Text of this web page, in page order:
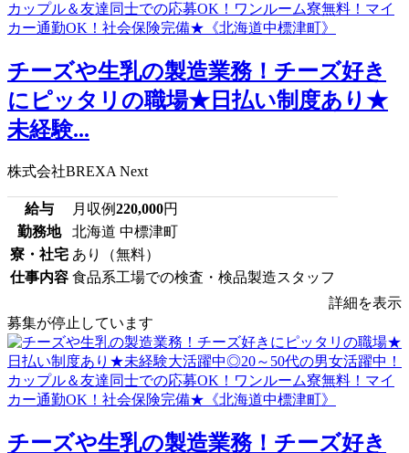
チーズや生乳の製造業務！チーズ好き
にピッタリの職場★日払い制度あり★
未経験...
株式会社BREXA Next
給与 月収例220,000円
勤務地
北海道 中標津町
寮・社宅 あり（無料）
仕事内容 食品系工場での検査・検品製造スタッフ
詳細を表示
募集が停止しています
チーズや生乳の製造業務！チーズ好き